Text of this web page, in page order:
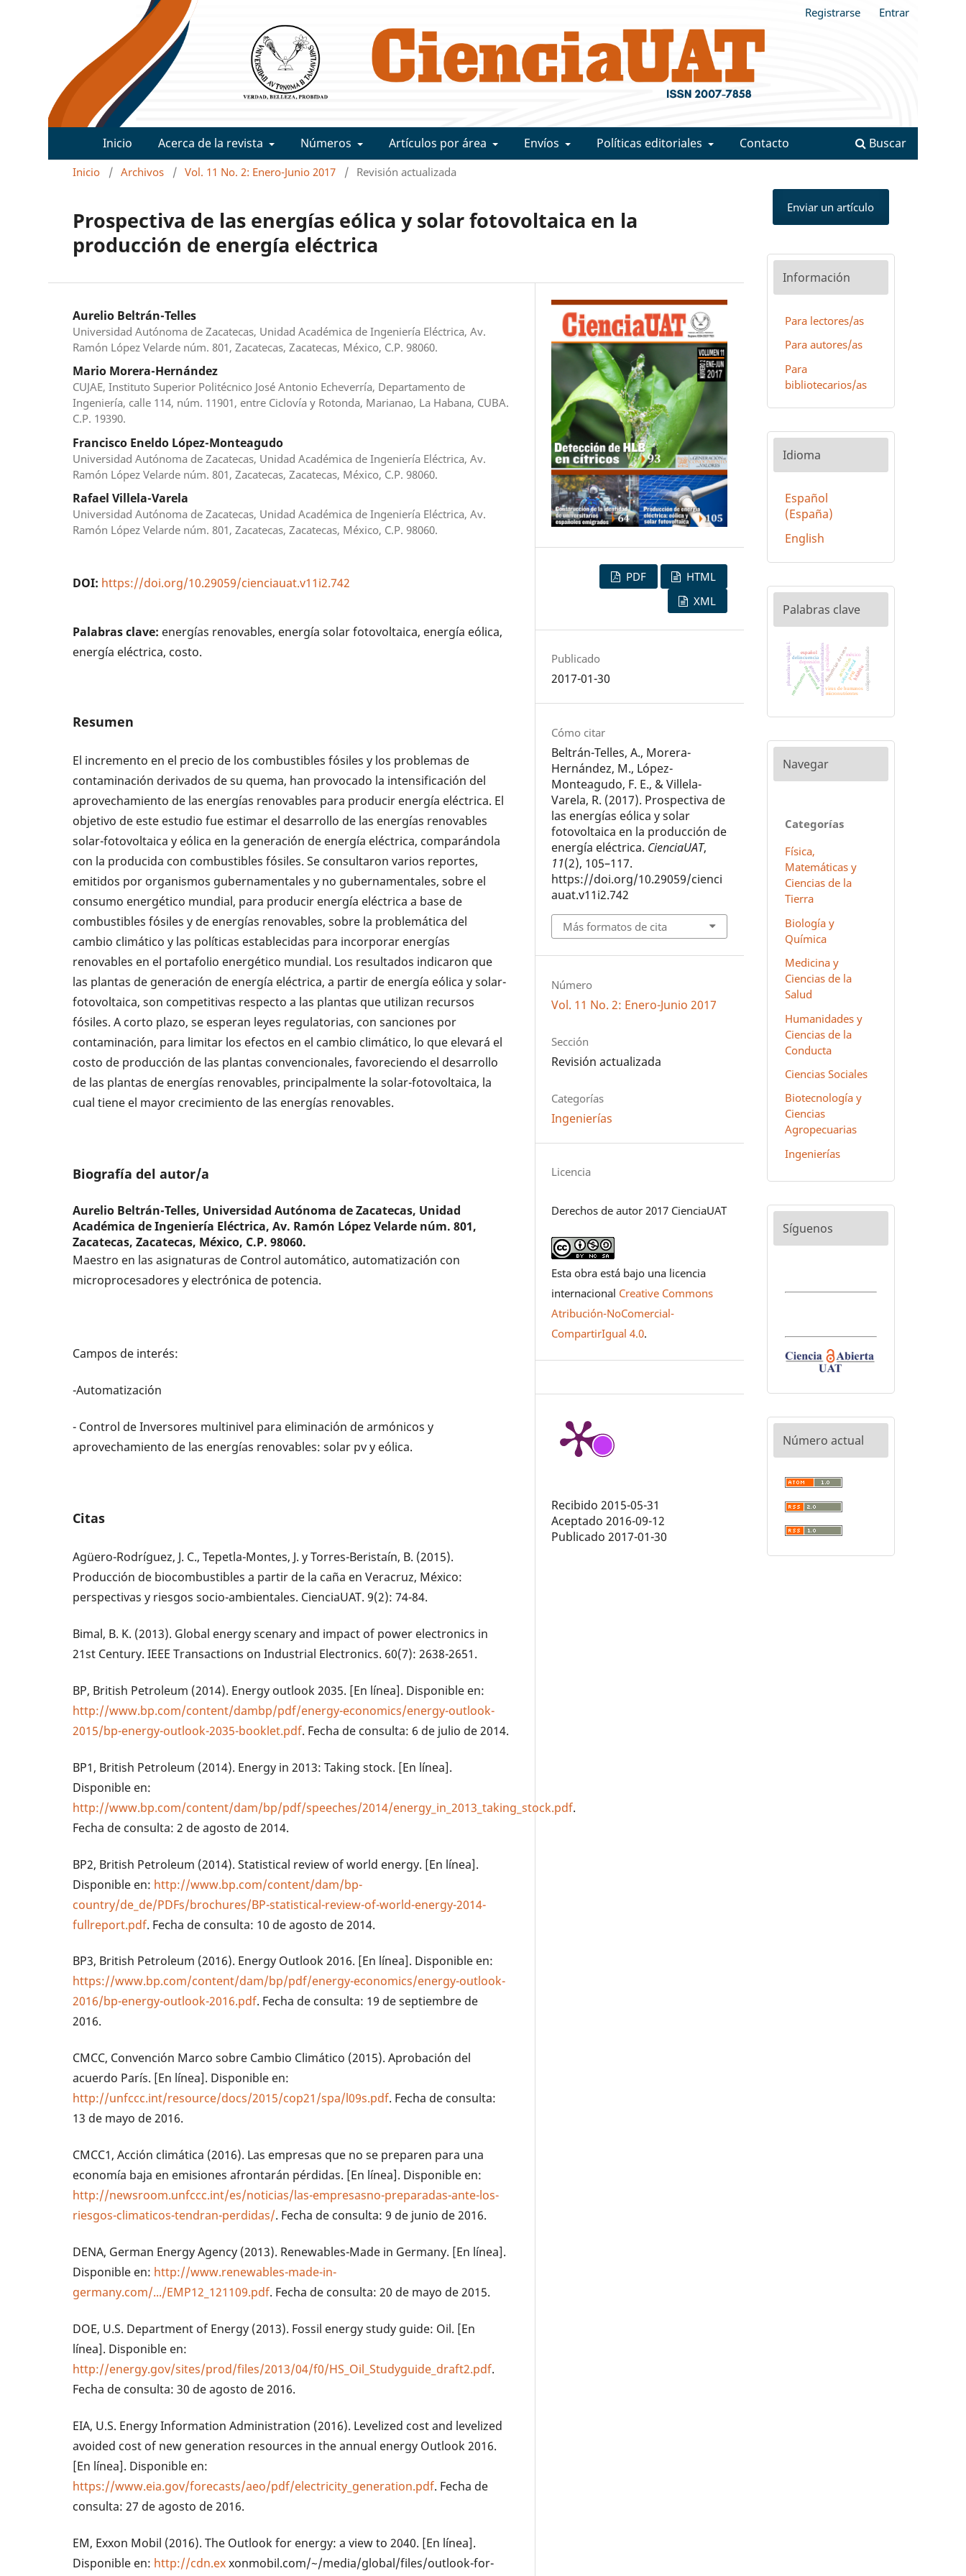
Inicio Acerca de la revista Números Artículos por área Envíos Políticas editoriales Contacto Buscar
Registrarse Entrar
Inicio / Archivos / Vol. 11 No. 2: Enero-Junio 2017 / Revisión actualizada
Prospectiva de las energías eólica y solar fotovoltaica en la
producción de energía eléctrica
Aurelio Beltrán-Telles
Universidad Autónoma de Zacatecas, Unidad Académica de Ingeniería Eléctrica, Av.
Ramón López Velarde núm. 801, Zacatecas, Zacatecas, México, C.P. 98060.
Mario Morera-Hernández
CUJAE, Instituto Superior Politécnico José Antonio Echeverría, Departamento de
Ingeniería, calle 114, núm. 11901, entre Ciclovía y Rotonda, Marianao, La Habana, CUBA.
C.P. 19390.
Francisco Eneldo López-Monteagudo
Universidad Autónoma de Zacatecas, Unidad Académica de Ingeniería Eléctrica, Av.
Ramón López Velarde núm. 801, Zacatecas, Zacatecas, México, C.P. 98060.
Rafael Villela-Varela
Universidad Autónoma de Zacatecas, Unidad Académica de Ingeniería Eléctrica, Av.
Ramón López Velarde núm. 801, Zacatecas, Zacatecas, México, C.P. 98060.
DOI: https://doi.org/10.29059/cienciauat.v11i2.742
Palabras clave: energías renovables, energía solar fotovoltaica, energía eólica,
energía eléctrica, costo.
Resumen
El incremento en el precio de los combustibles fósiles y los problemas de
contaminación derivados de su quema, han provocado la intensificación del
aprovechamiento de las energías renovables para producir energía eléctrica. El
objetivo de este estudio fue estimar el desarrollo de las energías renovables
solar-fotovoltaica y eólica en la generación de energía eléctrica, comparándola
con la producida con combustibles fósiles. Se consultaron varios reportes,
emitidos por organismos gubernamentales y no gubernamentales, sobre el
consumo energético mundial, para producir energía eléctrica a base de
combustibles fósiles y de energías renovables, sobre la problemática del
cambio climático y las políticas establecidas para incorporar energías
renovables en el portafolio energético mundial. Los resultados indicaron que
las plantas de generación de energía eléctrica, a partir de energía eólica y solar-
fotovoltaica, son competitivas respecto a las plantas que utilizan recursos
fósiles. A corto plazo, se esperan leyes regulatorias, con sanciones por
contaminación, para limitar los efectos en el cambio climático, lo que elevará el
costo de producción de las plantas convencionales, favoreciendo el desarrollo
de las plantas de energías renovables, principalmente la solar-fotovoltaica, la
cual tiene el mayor crecimiento de las energías renovables.
Biografía del autor/a
Aurelio Beltrán-Telles, Universidad Autónoma de Zacatecas, Unidad
Académica de Ingeniería Eléctrica, Av. Ramón López Velarde núm. 801,
Zacatecas, Zacatecas, México, C.P. 98060.
Maestro en las asignaturas de Control automático, automatización con
microprocesadores y electrónica de potencia.
Campos de interés:
-Automatización
- Control de Inversores multinivel para eliminación de armónicos y
aprovechamiento de las energías renovables: solar pv y eólica.
Citas
Agüero-Rodríguez, J. C., Tepetla-Montes, J. y Torres-Beristaín, B. (2015).
Producción de biocombustibles a partir de la caña en Veracruz, México:
perspectivas y riesgos socio-ambientales. CienciaUAT. 9(2): 74-84.
Bimal, B. K. (2013). Global energy scenary and impact of power electronics in
21st Century. IEEE Transactions on Industrial Electronics. 60(7): 2638-2651.
BP, British Petroleum (2014). Energy outlook 2035. [En línea]. Disponible en:
http://www.bp.com/content/dambp/pdf/energy-economics/energy-outlook-
2015/bp-energy-outlook-2035-booklet.pdf. Fecha de consulta: 6 de julio de 2014.
BP1, British Petroleum (2014). Energy in 2013: Taking stock. [En línea].
Disponible en:
http://www.bp.com/content/dam/bp/pdf/speeches/2014/energy_in_2013_taking_stock.pdf.
Fecha de consulta: 2 de agosto de 2014.
BP2, British Petroleum (2014). Statistical review of world energy. [En línea].
Disponible en: http://www.bp.com/content/dam/bp-
country/de_de/PDFs/brochures/BP-statistical-review-of-world-energy-2014-
fullreport.pdf. Fecha de consulta: 10 de agosto de 2014.
BP3, British Petroleum (2016). Energy Outlook 2016. [En línea]. Disponible en:
https://www.bp.com/content/dam/bp/pdf/energy-economics/energy-outlook-
2016/bp-energy-outlook-2016.pdf. Fecha de consulta: 19 de septiembre de
2016.
CMCC, Convención Marco sobre Cambio Climático (2015). Aprobación del
acuerdo París. [En línea]. Disponible en:
http://unfccc.int/resource/docs/2015/cop21/spa/l09s.pdf. Fecha de consulta:
13 de mayo de 2016.
CMCC1, Acción climática (2016). Las empresas que no se preparen para una
economía baja en emisiones afrontarán pérdidas. [En línea]. Disponible en:
http://newsroom.unfccc.int/es/noticias/las-empresasno-preparadas-ante-los-
riesgos-climaticos-tendran-perdidas/. Fecha de consulta: 9 de junio de 2016.
DENA, German Energy Agency (2013). Renewables-Made in Germany. [En línea].
Disponible en: http://www.renewables-made-in-
germany.com/.../EMP12_121109.pdf. Fecha de consulta: 20 de mayo de 2015.
DOE, U.S. Department of Energy (2013). Fossil energy study guide: Oil. [En
línea]. Disponible en:
http://energy.gov/sites/prod/files/2013/04/f0/HS_Oil_Studyguide_draft2.pdf.
Fecha de consulta: 30 de agosto de 2016.
EIA, U.S. Energy Information Administration (2016). Levelized cost and levelized
avoided cost of new generation resources in the annual energy Outlook 2016.
[En línea]. Disponible en:
https://www.eia.gov/forecasts/aeo/pdf/electricity_generation.pdf. Fecha de
consulta: 27 de agosto de 2016.
EM, Exxon Mobil (2016). The Outlook for energy: a view to 2040. [En línea].
Disponible en: http://cdn.exxonmobil.com/~/media/global/files/outlook-for-
PDF
HTML
XML
Publicado
2017-01-30
Cómo citar
Beltrán-Telles, A., Morera-
Hernández, M., López-
Monteagudo, F. E., & Villela-
Varela, R. (2017). Prospectiva de
las energías eólica y solar
fotovoltaica en la producción de
energía eléctrica. CienciaUAT,
11(2), 105–117.
https://doi.org/10.29059/cienci
auat.v11i2.742
Más formatos de cita
Número
Vol. 11 No. 2: Enero-Junio 2017
Sección
Revisión actualizada
Categorías
Ingenierías
Licencia
Derechos de autor 2017 CienciaUAT
Esta obra está bajo una licencia
internacional Creative Commons
Atribución-NoComercial-
CompartirIgual 4.0.
Recibido 2015-05-31
Aceptado 2016-09-12
Publicado 2017-01-30
Enviar un artículo
Información
Para lectores/as
Para autores/as
Para
bibliotecarios/as
Idioma
Español
(España)
English
Palabras clave
depresiónestudiantes universitariosdiferencias de sexosalud mental
g-cuádruples
virus de humanos
genomas antivirales
delincuencia
perúhñähñu
español
red neuronal
méxico
phaseolus vulgaris l.
micronutrientes
rendimiento colágeno hidrolizado
Navegar
Categorías
Física,
Matemáticas y
Ciencias de la
Tierra
Biología y
Química
Medicina y
Ciencias de la
Salud
Humanidades y
Ciencias de la
Conducta
Ciencias Sociales
Biotecnología y
Ciencias
Agropecuarias
Ingenierías
Síguenos
Número actual